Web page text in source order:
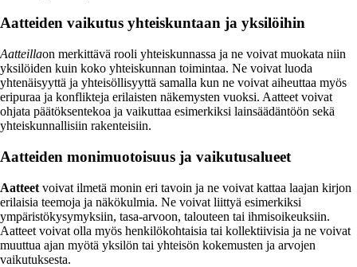
Aatteiden vaikutus yhteiskuntaan ja yksilöihin
Aatteillaon merkittävä rooli yhteiskunnassa ja ne voivat muokata niin
yksilöiden kuin koko yhteiskunnan toimintaa. Ne voivat luoda
yhtenäisyyttä ja yhteisöllisyyttä samalla kun ne voivat aiheuttaa myös
eripuraa ja konflikteja erilaisten näkemysten vuoksi. Aatteet voivat
ohjata päätöksentekoa ja vaikuttaa esimerkiksi lainsäädäntöön sekä
yhteiskunnallisiin rakenteisiin.
Aatteiden monimuotoisuus ja vaikutusalueet
Aatteet voivat ilmetä monin eri tavoin ja ne voivat kattaa laajan kirjon
erilaisia teemoja ja näkökulmia. Ne voivat liittyä esimerkiksi
ympäristökysymyksiin, tasa-arvoon, talouteen tai ihmisoikeuksiin.
Aatteet voivat olla myös henkilökohtaisia tai kollektiivisia ja ne voivat
muuttua ajan myötä yksilön tai yhteisön kokemusten ja arvojen
vaikutuksesta.